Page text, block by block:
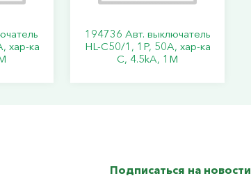
хар-ка
194736 Авт. выключатель
HL-C50/1, 1P, 50A, хар-ка
C, 4.5kA, 1M
Подписаться на новости